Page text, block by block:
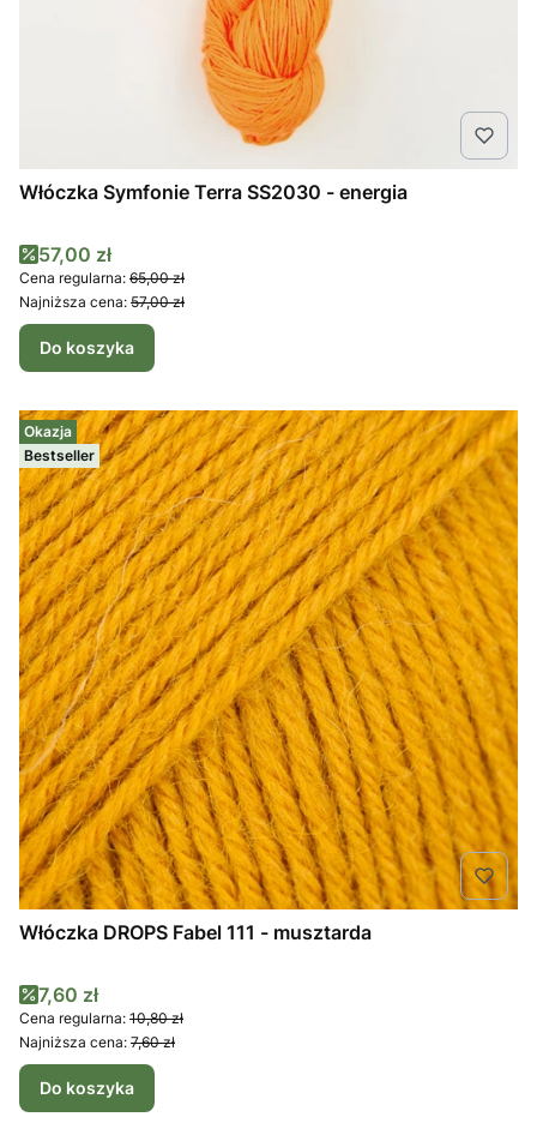
Włóczka Symfonie Terra SS2030 - energia
Cena promocyjna
57,00 zł
Cena regularna: 65,00 zł
Najniższa cena: 57,00 zł
Do koszyka
Okazja
Bestseller
Włóczka DROPS Fabel 111 - musztarda
Cena promocyjna
7,60 zł
Cena regularna: 10,80 zł
Najniższa cena: 7,60 zł
Do koszyka